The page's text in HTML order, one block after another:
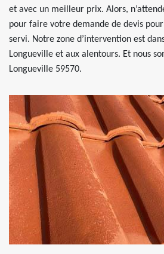
et avec un meilleur prix. Alors,
pour faire votre demande de devis
servi. Notre zone d’intervention est
Longueville et aux alentours. Et nous
Longueville 59570.